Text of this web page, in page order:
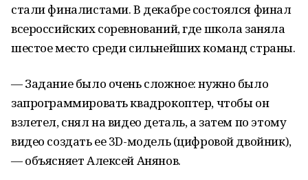
стали финалистами. В декабре состоялся финал
всероссийских соревнований, где школа заняла
шестое место среди сильнейших команд страны.
— Задание было очень сложное: нужно было
запрограммировать квадрокоптер, чтобы он
взлетел, снял на видео деталь, а затем по этому
видео создать ее 3D-модель (цифровой двойник),
— объясняет Алексей Анянов.